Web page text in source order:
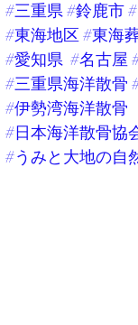
#三重県#鈴鹿市
#東海地区 #東海
#愛知県 #名古屋
#三重県海洋散骨
#伊勢湾海洋散骨
#日本海洋散骨協
#うみと大地の自